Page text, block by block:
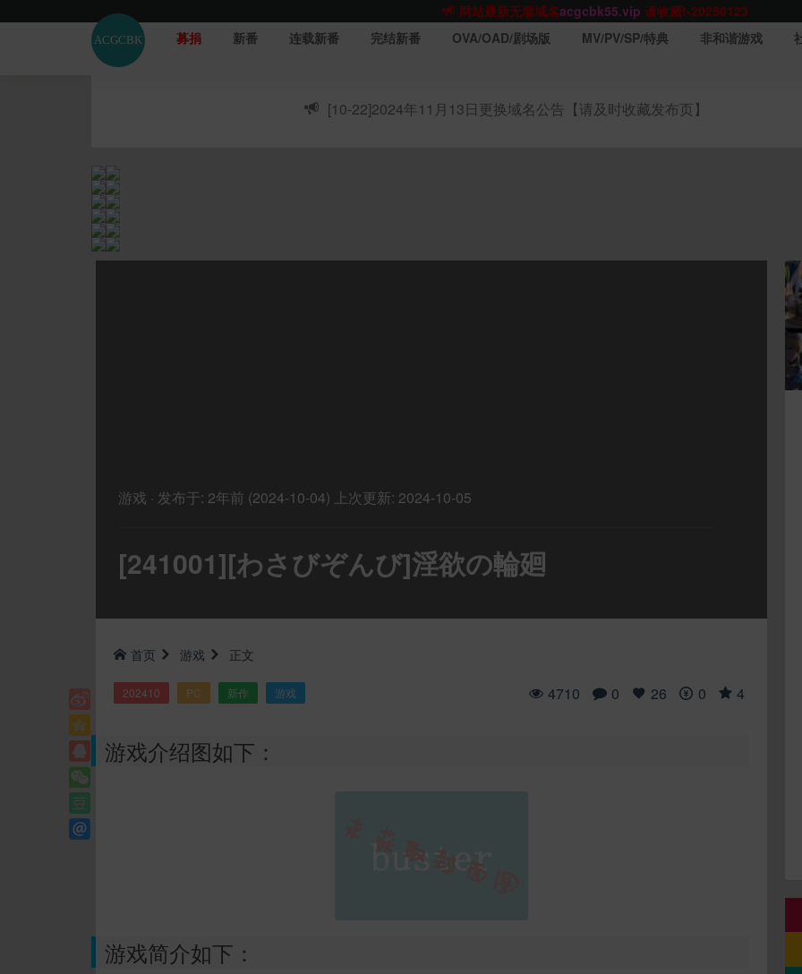
网站TG群聊t.me/acgbuster请收藏!
ACGCBK官方App
点击下载永不迷路！
ACGCBK官方App
点击下载 永不迷路！
募捐 新番 连载新番 完结新番 OVA/OAD/剧场版 MV/PV/SP/特典 非和谐游戏
[10-22]2024年11月13日更换域名公告【请及时收藏发布页】
游戏 · 发布于: 2年前 (2024-10-04) 上次更新: 2024-10-05
[241001][わさびぞんび]淫欲の輪廻
首页 游戏 正文
202410 PC 新作 游戏 4710 0 26 0 4
游戏介绍图如下：
游戏简介如下：